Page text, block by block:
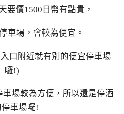
要價1500日幣有點貴，
車場，會較為便宜。
口附近就有別的便宜停車場
囉!)
場較為方便，所以還是停酒
停車場囉!